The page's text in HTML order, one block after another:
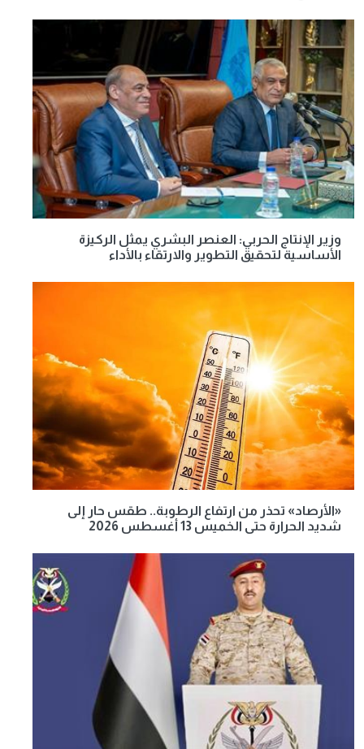
وزير الإنتاج الحربي: العنصر البشري يمثل الركيزة
الأساسية لتحقيق التطوير والارتقاء بالأداء
«الأرصاد» تحذر من ارتفاع الرطوبة.. طقس حار إلى
شديد الحرارة حتى الخميس 13 أغسطس 2026